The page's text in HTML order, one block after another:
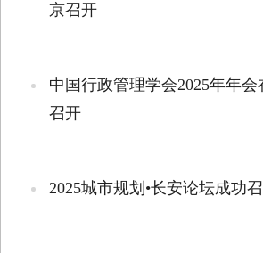
京召开
中国行政管理学会2025年年会
召开
2025城市规划•长安论坛成功